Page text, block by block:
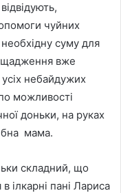
чуйних
суму для
вже
небайдужих
можливості
доньки, на руках
мама.
складний, що
ілкарні пані Лариса